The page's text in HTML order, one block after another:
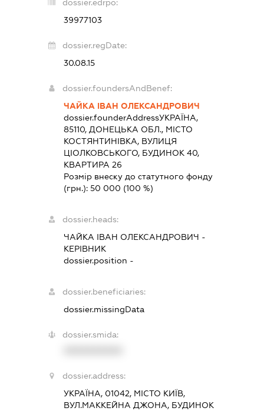
dossier.edrpo:
39977103
dossier.regDate:
30.08.15
dossier.foundersAndBenef:
ЧАЙКА ІВАН ОЛЕКСАНДРОВИЧ
dossier.founderAddressУКРАЇНА,
85110, ДОНЕЦЬКА ОБЛ., МІСТО
КОСТЯНТИНІВКА, ВУЛИЦЯ
ЦІОЛКОВСЬКОГО, БУДИНОК 40,
КВАРТИРА 26
Розмір внеску до статутного фонду
(грн.): 50 000 (100 %)
dossier.heads:
ЧАЙКА ІВАН ОЛЕКСАНДРОВИЧ -
КЕРІВНИК
dossier.position -
dossier.beneficiaries:
dossier.missingData
dossier.smida:
dossier.address:
УКРАЇНА, 01042, МІСТО КИЇВ,
ВУЛ.МАККЕЙНА ДЖОНА, БУДИНОК